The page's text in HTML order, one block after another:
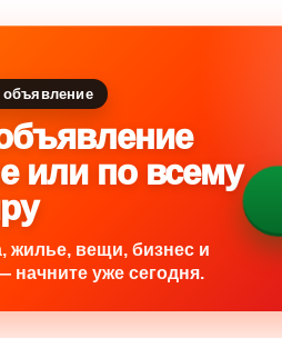
объявление
или по всему
жилье, вещи, бизнес и
уже сегодня.